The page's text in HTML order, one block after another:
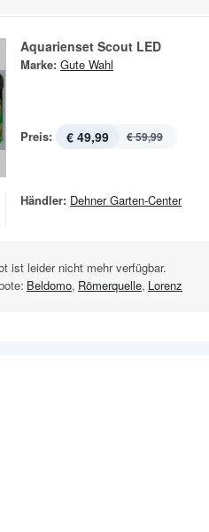
Aquarienset Scout LED
Marke: Gute Wahl
Preis: € 49,99 € 59,99
Händler: Dehner Garten-Center
ist leider nicht mehr verfügbar.
Beldomo, Römerquelle, Lorenz